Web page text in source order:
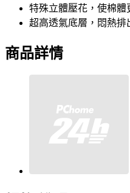
特殊立體壓花，使棉體
超高透氣底層，悶熱排
商品詳情